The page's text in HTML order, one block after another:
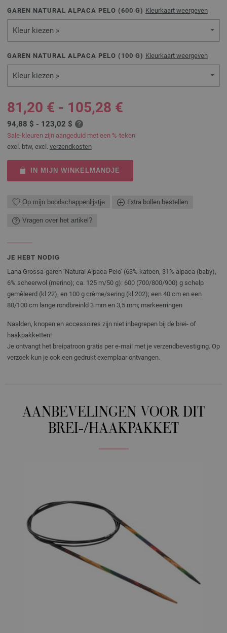
GAREN NATURAL ALPACA PELO (600 G) Kleurkaart weergeven
Kleur kiezen »
GAREN NATURAL ALPACA PELO ( 100 G) Kleurkaart weergeven
Kleur kiezen »
81,20 € - 105,28 €
94,88 $ - 123,02 $
Sale-kleuren zijn aangeduid met een %-teken
excl. btw, excl. verzendkosten
IN MIJN WINKELMANDJE
Op mijn boodschappenlijstje Extra bollen bestellen
Vragen over het artikel?
JE HEBT NODIG
Lana Grossa-garen ‘Natural Alpaca Pelo’ (63% katoen, 31% alpaca (baby),
6% scheerwol (merino); ca. 125 m/50 g): 600 (700/800/900) g schelp
gemêleerd (kl 22); en 100 g crème/sering (kl 202); een 40 cm en een
80/100 cm lange rondbreinld 3 mm en 3,5 mm; markeerringen
Naalden, knopen en accessoires zijn niet inbegrepen bij de brei- of
haakpakketten!
Je ontvangt het breipatroon gratis per e-mail met je verzendbevestiging. Op
verzoek kun je ook een gedrukt exemplaar ontvangen.
AANBEVELINGEN VOOR DIT
BREI-/HAAKPAKKET